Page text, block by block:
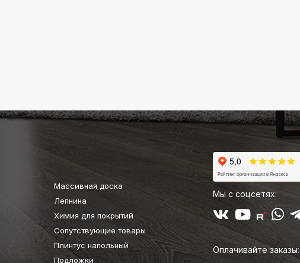
Массивная доска
Лепнина
Химия для покрытий
Сопутствующие товары
Плинтус напольный
Подложки
Мы с соцсетях:
Оплачивайте заказы: